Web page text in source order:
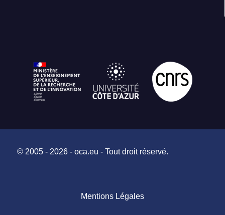
© 2005 - 2026 - oca.eu - Tout droit réservé.
Mentions Légales